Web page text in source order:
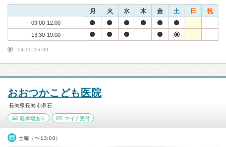
月 火 水 木 金 土 日 祝
09:00-12:00
13:30-19:00
14:00-16:00
おおつかこども医院
長崎県長崎市滑石
駐車場あり マイナ受付
土曜（〜13:00）